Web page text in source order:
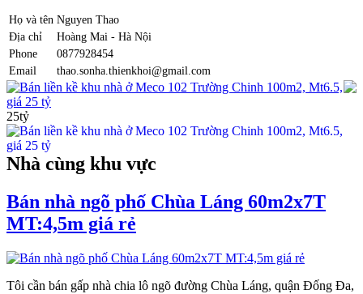
Họ và tên Nguyen Thao
Địa chỉ
Hoàng Mai - Hà Nội
Phone
0877928454
Email
thao.sonha.thienkhoi@gmail.com
Bán liền kề khu nhà ở Meco 102 Trường Chinh 100m2, Mt6.5,
giá 25 tỷ
25tỷ
Nhà cùng khu vực
Bán nhà ngõ phố Chùa Láng 60m2x7T
MT:4,5m giá rẻ
Tôi cần bán gấp nhà chia lô ngõ đường Chùa Láng, quận Đống Đa,